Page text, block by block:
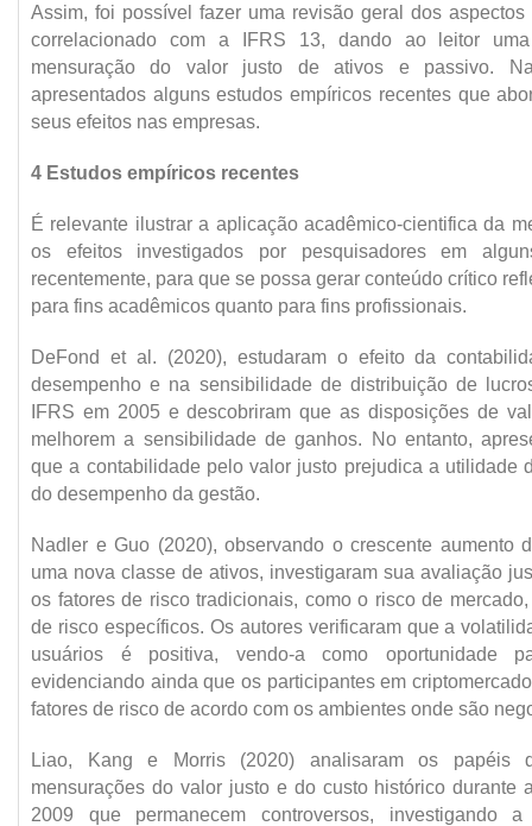
Assim, foi possível fazer uma revisão geral dos
correlacionado com a IFRS 13, dando ao leitor
mensuração do valor justo de ativos e passivo.
apresentados alguns estudos empíricos recentes que
seus efeitos nas empresas.
4 Estudos empíricos recentes
É relevante ilustrar a aplicação acadêmico-cientifica da
os efeitos investigados por pesquisadores em
recentemente, para que se possa gerar conteúdo crítico
para fins acadêmicos quanto para fins profissionais.
DeFond et al. (2020), estudaram o efeito da
desempenho e na sensibilidade de distribuição de
IFRS em 2005 e descobriram que as disposições de
melhorem a sensibilidade de ganhos. No entanto,
que a contabilidade pelo valor justo prejudica a utilidade
do desempenho da gestão.
Nadler e Guo (2020), observando o crescente aumento
uma nova classe de ativos, investigaram sua avaliação
os fatores de risco tradicionais, como o risco de
de risco específicos. Os autores verificaram que a
usuários é positiva, vendo-a como oportunidade
evidenciando ainda que os participantes em
fatores de risco de acordo com os ambientes onde são
Liao, Kang e Morris (2020) analisaram os papéis
mensurações do valor justo e do custo histórico durante
2009 que permanecem controversos, investigando